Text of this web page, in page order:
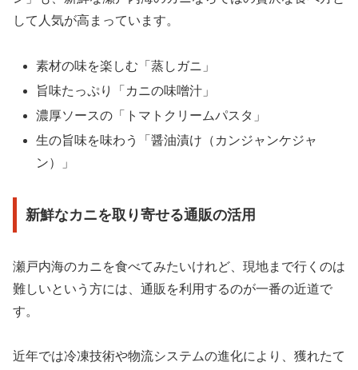
して人気が高まっています。
素材の味を楽しむ「蒸しガニ」
旨味たっぷり「カニの味噌汁」
濃厚ソースの「トマトクリームパスタ」
生の旨味を味わう「醤油漬け（カンジャンケジャ
ン）」
新鮮なカニを取り寄せる通販の活用
瀬戸内海のカニを食べてみたいけれど、現地まで行くのは
難しいという方には、通販を利用するのが一番の近道で
す。
近年では冷凍技術や物流システムの進化により、獲れたて